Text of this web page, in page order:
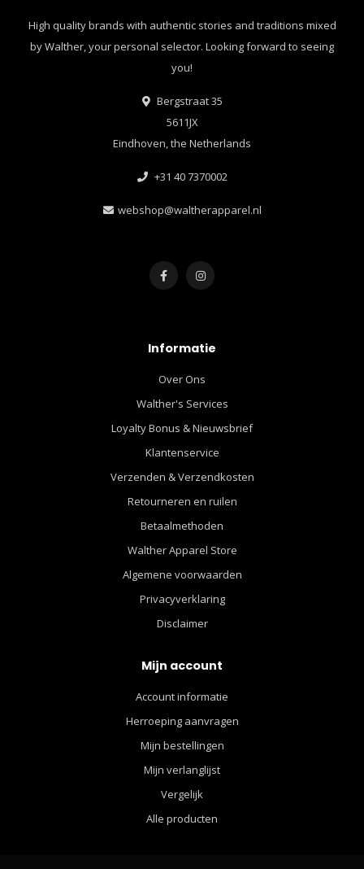
High quality brands with authentic stories and traditions mixed
by Walther, your personal selector. Looking forward to seeing
you!
Bergstraat 35
5611JX
Eindhoven, the Netherlands
+31 40 7370002
webshop@waltherapparel.nl
Informatie
Over Ons
Walther's Services
Loyalty Bonus & Nieuwsbrief
Klantenservice
Verzenden & Verzendkosten
Retourneren en ruilen
Betaalmethoden
Walther Apparel Store
Algemene voorwaarden
Privacyverklaring
Disclaimer
Mijn account
Account informatie
Herroeping aanvragen
Mijn bestellingen
Mijn verlanglijst
Vergelijk
Alle producten